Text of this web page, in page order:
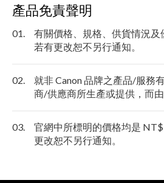
產品免責聲明
01.
有關價格、規格、供貨情況及
若有更改恕不另行通知。
02.
就非 Canon 品牌之產品/服務
商/供應商所生產或提供，而由
03.
官網中所標明的價格均是
更改恕不另行通知。